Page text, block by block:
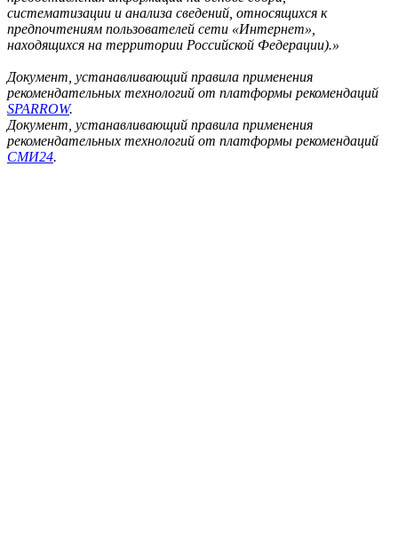
систематизации и анализа сведений, относящихся к
предпочтениям пользователей сети «Интернет»,
находящихся на территории Российской Федерации).»
Документ, устанавливающий правила применения
рекомендательных технологий от платформы рекомендаций
SPARROW.
Документ, устанавливающий правила применения
рекомендательных технологий от платформы рекомендаций
СМИ24.